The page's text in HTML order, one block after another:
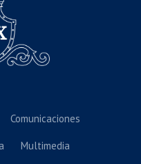
Comunicaciones
Multimedia